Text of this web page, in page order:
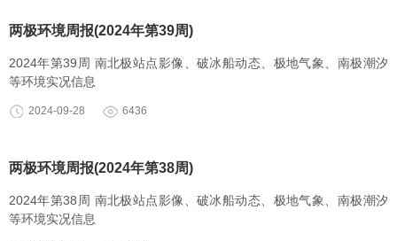
两极环境周报(2024年第39周)
2024年第39周 南北极站点影像、破冰船动态、极地气象、南极潮汐
等环境实况信息
2024-09-28 6436
两极环境周报(2024年第38周)
2024年第38周 南北极站点影像、破冰船动态、极地气象、南极潮汐
等环境实况信息